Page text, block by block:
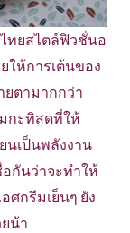
ทยสไตล์ฟิวชั่นอ
ให้การเต้นของ
ยตามากกว่า
กะทิสดที่ให้
เป็นพลังงาน
อกันว่าจะทำให้
ศกรีมเย็นๆ ยัง
น้า